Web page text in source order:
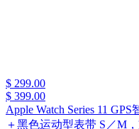
$ 299.00
$ 399.00
Apple Watch Series 11
＋黑色运动型表带 S／M